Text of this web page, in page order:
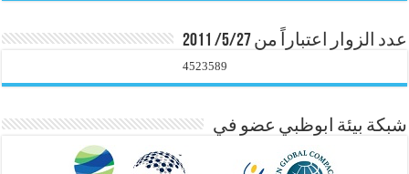
عدد الزوار اعتباراً من 5/27/ 2011
4523589
شبكة بيئة ابوظبي عضو في